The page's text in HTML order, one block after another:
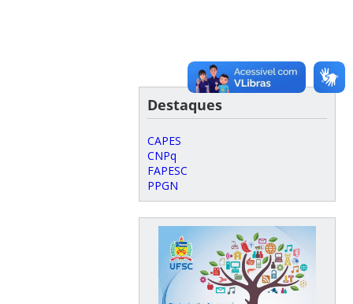
Destaques
CAPES
CNPq
FAPESC
PPGN